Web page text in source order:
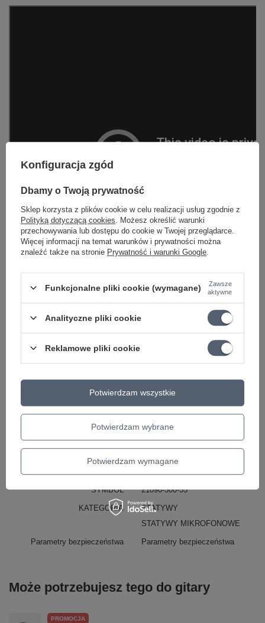
210/9 Statyw mikrofonowy czarny König &amp; Meyer
210/9 Statyw mikrofonowy czarny König &amp; Meyer
Marka König & Meyer
Podmiot odpowiedzialny za ten
König & Meyer GmbH & Co.
SYMBOL 21090-300-55
KATEGORIA
STATYWY
STATYWY MIKROFONOWE
Parametry bezpieczeństwa Parametry bezpieczeństwa
Może potrzebujesz tego do gitary
PROMOCJA
Konfiguracja zgód
Dbamy o Twoją prywatność
Sklep korzysta z plików cookie w celu realizacji usług zgodnie z
Polityką dotyczącą cookies . Możesz określić warunki
przechowywania lub dostępu do cookie w Twojej przeglądarce.
Więcej informacji na temat warunków i prywatności można
znaleźć także na stronie Prywatność i warunki Google
Funkcjonalne pliki cookie (wymagane)
Zawsze
aktywne
Analityczne pliki cookie
Reklamowe pliki cookie
Potwierdzam wybrane
Potwierdzam wymagane
Potwierdzam wszystkie